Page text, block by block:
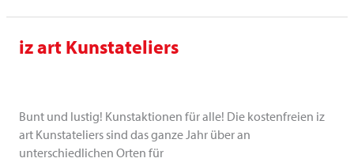
iz art Kunstateliers
Bunt und lustig! Kunstaktionen für alle! Die kostenfreien iz
art Kunstateliers sind das ganze Jahr über an
unterschiedlichen Orten für
iz